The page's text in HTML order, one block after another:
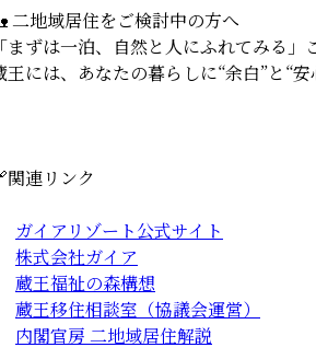
二地域居住をご検討中の方へ
「まずは一泊、自然と人にふれてみる
王には、あなたの暮らしに“余白”と“
関連リンク
ガイアリゾート公式サイト
株式会社ガイア
蔵王福祉の森構想
蔵王移住相談室（協議会運営）
内閣官房 二地域居住解説